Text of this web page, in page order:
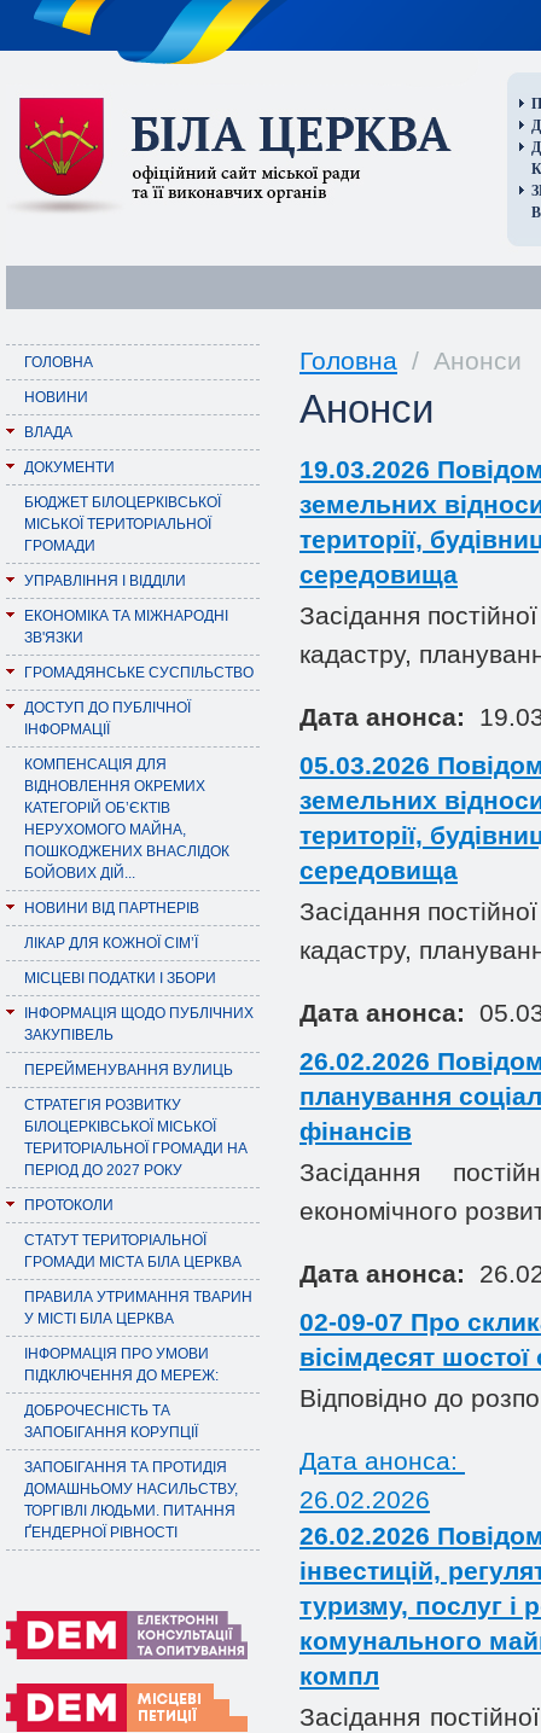
ГОЛОВНА
НОВИНИ
ВЛАДА
ДОКУМЕНТИ
БЮДЖЕТ БІЛОЦЕРКІВСЬКОЇ
МІСЬКОЇ ТЕРИТОРІАЛЬНОЇ
ГРОМАДИ
УПРАВЛІННЯ І ВІДДІЛИ
ЕКОНОМІКА ТА МІЖНАРОДНІ
ЗВ'ЯЗКИ
ГРОМАДЯНСЬКЕ СУСПІЛЬСТВО
ДОСТУП ДО ПУБЛІЧНОЇ
ІНФОРМАЦІЇ
КОМПЕНСАЦІЯ ДЛЯ
ВІДНОВЛЕННЯ ОКРЕМИХ
КАТЕГОРІЙ ОБ’ЄКТІВ
НЕРУХОМОГО МАЙНА,
ПОШКОДЖЕНИХ ВНАСЛІДОК
БОЙОВИХ ДІЙ...
НОВИНИ ВІД ПАРТНЕРІВ
ЛІКАР ДЛЯ КОЖНОЇ СІМ’Ї
МІСЦЕВІ ПОДАТКИ І ЗБОРИ
ІНФОРМАЦІЯ ЩОДО ПУБЛІЧНИХ
ЗАКУПІВЕЛЬ
ПЕРЕЙМЕНУВАННЯ ВУЛИЦЬ
СТРАТЕГІЯ РОЗВИТКУ
БІЛОЦЕРКІВСЬКОЇ МІСЬКОЇ
ТЕРИТОРІАЛЬНОЇ ГРОМАДИ НА
ПЕРІОД ДО 2027 РОКУ
ПРОТОКОЛИ
СТАТУТ ТЕРИТОРІАЛЬНОЇ
ГРОМАДИ МІСТА БІЛА ЦЕРКВА
ПРАВИЛА УТРИМАННЯ ТВАРИН
У МІСТІ БІЛА ЦЕРКВА
ІНФОРМАЦІЯ ПРО УМОВИ
ПІДКЛЮЧЕННЯ ДО МЕРЕЖ:
ДОБРОЧЕСНІСТЬ ТА
ЗАПОБІГАННЯ КОРУПЦІЇ
ЗАПОБІГАННЯ ТА ПРОТИДІЯ
ДОМАШНЬОМУ НАСИЛЬСТВУ,
ТОРГІВЛІ ЛЮДЬМИ. ПИТАННЯ
ҐЕНДЕРНОЇ РІВНОСТІ
Головна / Анонси
Анонси
19.03.2026
земельних
території,
середовища
Засідання
кадастру,
Дата анонса:
05.03.2026
земельних
території,
середовища
Засідання
кадастру,
Дата анонса:
26.02.2026
планування
фінансів
Засідання
економічного
Дата анонса:
02-09-07 Про
вісімдесят шостої
Відповідно до
Дата анонса:
26.02.2026
26.02.2026
інвестицій,
туризму, послуг і
комунального
компл
Засідання